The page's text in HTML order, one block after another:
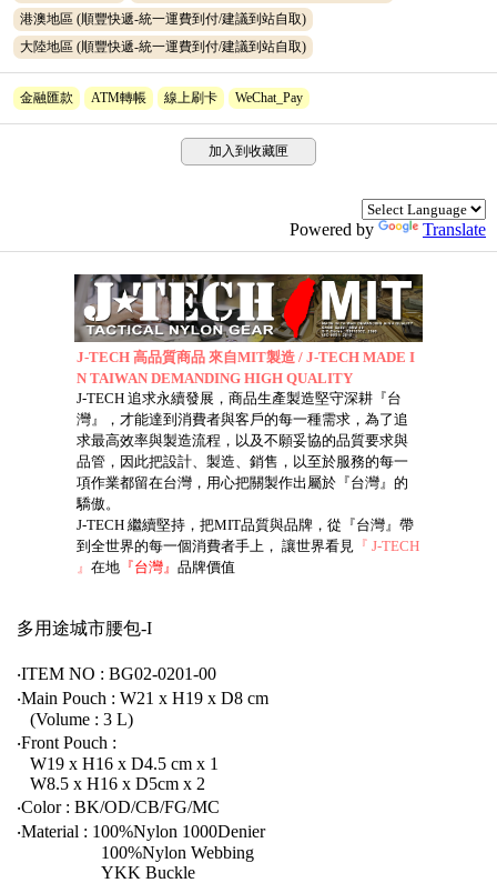
港澳地區 (順豐快遞-統一運費到付/建議到站自取)
大陸地區 (順豐快遞-統一運費到付/建議到站自取)
金融匯款 ATM轉帳 線上刷卡 WeChat_Pay
加入到收藏匣
Powered by Translate
J-TECH 高品質商品 來自MIT製造 / J-TECH MADE I
N TAIWAN DEMANDING HIGH QUALITY
J-TECH 追求永續發展，商品生產製造堅守深耕『台
灣』，才能達到消費者與客戶的每一種需求，為了追
求最高效率與製造流程，以及不願妥協的品質要求與
品管，因此把設計、製造、銷售，以至於服務的每一
項作業都留在台灣，用心把關製作出屬於『台灣』的
驕傲。
J-TECH 繼續堅持，把MIT品質與品牌，從『台灣』帶
到全世界的每一個消費者手上， 讓世界看見
『 J-TECH
』 在地 『台灣』 品牌價值
多用途城市腰包-I
‧ITEM NO : BG02-0201-00
‧Main Pouch : W21 x H19 x D8 cm
(Volume : 3 L)
‧Front Pouch :
W19 x H16 x D4.5 cm x 1
W8.5 x H16 x D5cm x 2
‧Color : BK/OD/CB/FG/MC
‧Material : 100%Nylon 1000Denier
100%Nylon Webbing
YKK Buckle